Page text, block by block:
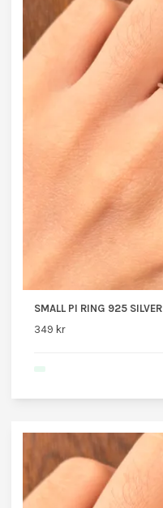
SMALL PI RING 925 SILVER
349 kr